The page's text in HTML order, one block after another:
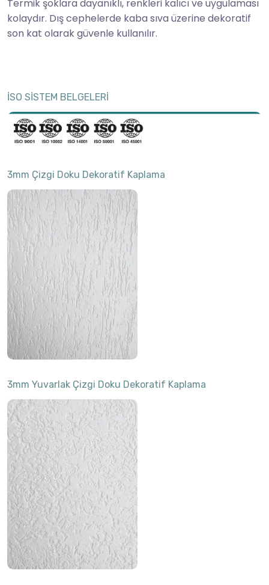
Termik şoklara dayanıklı, renkleri kalıcı ve uygulaması
kolaydır. Dış cephelerde kaba sıva üzerine dekoratif
son kat olarak güvenle kullanılır.
İSO SİSTEM BELGELERİ
3mm Çizgi Doku Dekoratif Kaplama
3mm Yuvarlak Çizgi Doku Dekoratif Kaplama